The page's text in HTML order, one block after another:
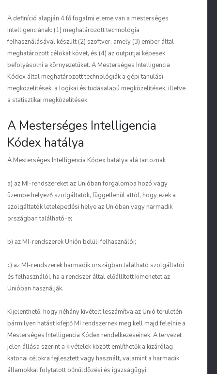
A definíció alapján 4 fő fogalmi eleme van a mesterséges
intelligenciának: (1) meghatározott technológia
felhasználásával készült (2) szoftver, amely (3) ember által
meghatározott célokat követ, és (4) az outputjai képesek
befolyásolni a környezetüket. A Mesterséges Intelligencia
Kódex által meghatározott technológiák a gépi tanulási
megközelítések, a logikai és tudásalapú megközelítések, illetve
a statisztikai megközelítések.
A Mesterséges Intelligencia
Kódex hatálya
A Mesterséges Intelligencia Kódex hatálya alá tartoznak
a) az MI-rendszereket az Unióban forgalomba hozó vagy
üzembe helyező szolgáltatók, függetlenül attól, hogy ezek a
szolgáltatók letelepedési helye az Unióban vagy harmadik
országban található-e;
b) az MI-rendszerek Unión belüli felhasználói;
c) az MI-rendszerek harmadik országban található szolgáltatói
és felhasználói, ha a rendszer által előállított kimenetet az
Unióban használják.
Kijelenthető, hogy néhány kivételt leszámítva az Unió területén
bármilyen hatást kifejtő MI rendszernek meg kell majd felelnie a
Mesterséges Intelligencia Kódex rendelkezéseinek. A tervezet
jelen állása szerint a kivételek között említhetők a kizárólag
katonai célokra fejlesztett vagy használt, valamint a harmadik
államokkal folytatott bűnüldözési és igazságügyi